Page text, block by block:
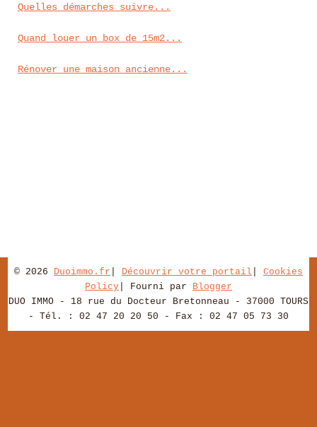
Quelles démarches suivre...
Quand louer un box de 15m2...
Rénover une maison ancienne...
© 2026 Duoimmo.fr Découvrir votre portail
Cookies
Policy | Fourni par Blogger
DUO IMMO - 18 rue du Docteur Bretonneau - 37000 TOURS
- Tél. : 02 47 20 20 50 - Fax : 02 47 05 73 30